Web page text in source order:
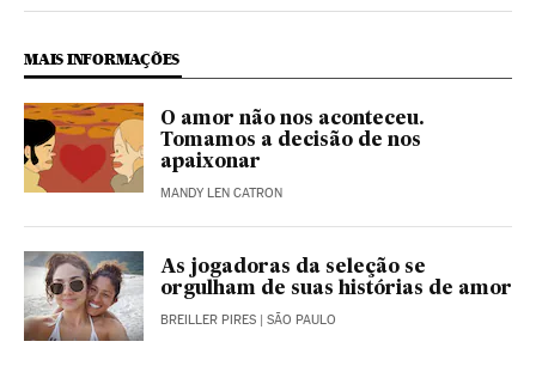
MAIS INFORMAÇÕES
O amor não nos aconteceu.
Tomamos a decisão de nos
apaixonar
MANDY LEN CATRON
As jogadoras da seleção se
orgulham de suas histórias de amor
BREILLER PIRES | SÃO PAULO